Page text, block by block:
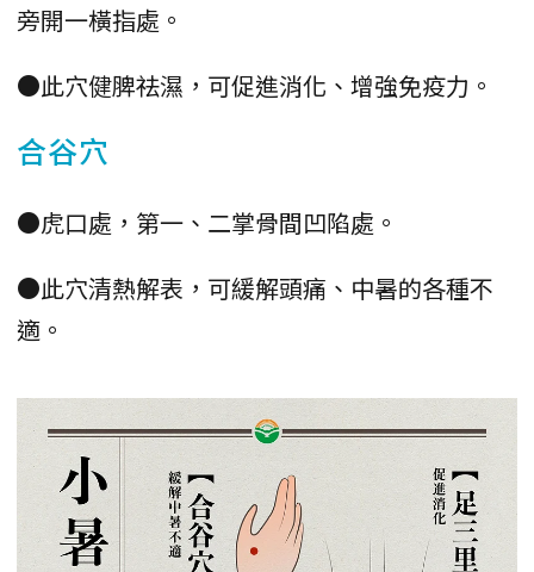
旁開一橫指處。
●此穴健脾祛濕，可促進消化、增強免疫力。
合谷穴
●虎口處，第一、二掌骨間凹陷處。
●此穴清熱解表，可緩解頭痛、中暑的各種不
適。